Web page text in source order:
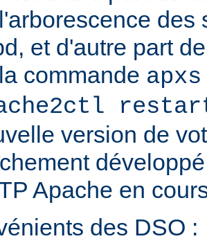
des
et d'autre part
commande
version de
Apache en
des DSO :